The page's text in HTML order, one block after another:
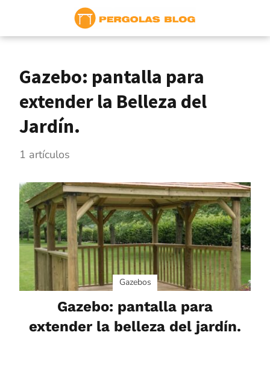
Gazebo: pantalla para
extender la Belleza del
Jardín.
1 artículos
Gazebos
Gazebo: pantalla para
extender la belleza del jardín.